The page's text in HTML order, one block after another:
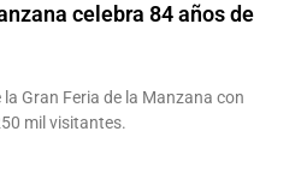
celebra 84 años de
Gran Feria de la Manzana con
mil visitantes.